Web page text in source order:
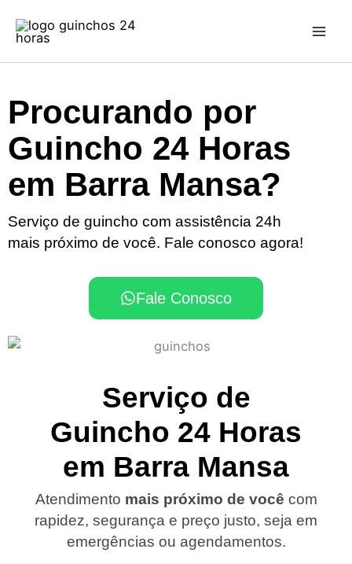
para
Procurando por
Guincho 24 Horas
em Barra Mansa?
Serviço de guincho com assistência 24h
mais próximo de você. Fale conosco agora!
Fale Conosco
Serviço de
Guincho 24 Horas
em Barra Mansa
Atendimento mais próximo de você com
rapidez, segurança e preço justo, seja em
emergências ou agendamentos.